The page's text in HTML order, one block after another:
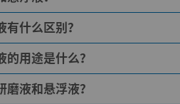
是由悬浮在液体介质中的金刚石
什么区别？
非常相似；两者都在液体介质（
和研磨时的精度。
用途是什么？
是用于各行业抛光、研磨和精加
磨液和悬浮液？